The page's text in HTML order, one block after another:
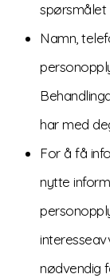
spørsmålet
Namn,
har med
For å få
nytte
nødvendig